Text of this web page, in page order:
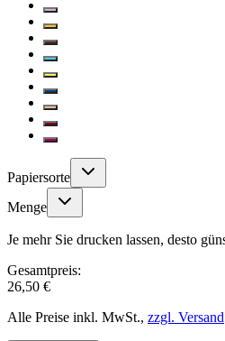
Papiersorte
Menge
Je mehr Sie drucken lassen, desto
Gesamtpreis:
26,50 €
Alle Preise inkl. MwSt., zzgl. Versand